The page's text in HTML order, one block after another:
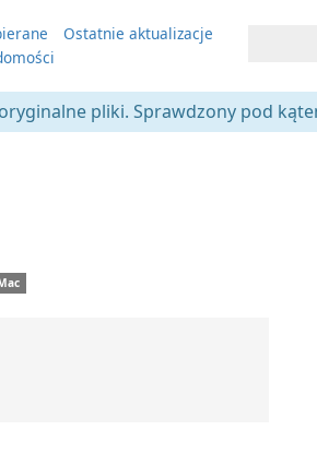
Ostatnie aktualizacje
pliki. Sprawdzony pod